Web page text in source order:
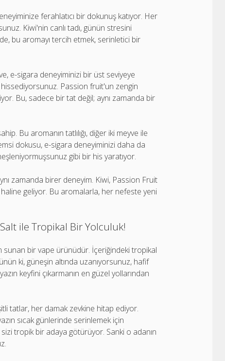
ferahlatıcı bir dokunuş katıyor. Her
Kiwi'nin canlı tadı, günün stresini
bu aromayı tercih etmek, serinletici bir
e-sigara deneyiminizi bir üst seviyeye
Passion fruit'un zengin
Bu, sadece bir tat değil; aynı zamanda bir
Bu aromanın tatlılığı, diğer iki meyve ile
dokusu, e-sigara deneyiminizi daha da
gibi bir his yaratıyor.
zamanda birer deneyim. Kiwi, Passion Fruit
haline geliyor. Bu aromalarla, her nefeste yeni
ile Tropikal Bir Yolculuk!
sunan bir vape ürünüdür. İçeriğindeki tropikal
ki, güneşin altında uzanıyorsunuz, hafif
keyfini çıkarmanın en güzel yollarından
tatlar, her damak zevkine hitap ediyor.
sıcak günlerinde serinlemek için
tropik bir adaya götürüyor. Sanki o adanın